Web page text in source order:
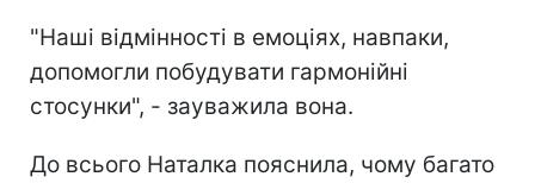
"Наші відмінності в емоціях, навпаки,
допомогли побудувати гармонійні
стосунки", - зауважила вона.
До всього Наталка пояснила, чому багато